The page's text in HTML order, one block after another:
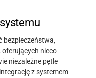
bezpieczeństwa,
oferujących nieco
niezależne pętle
z systemem